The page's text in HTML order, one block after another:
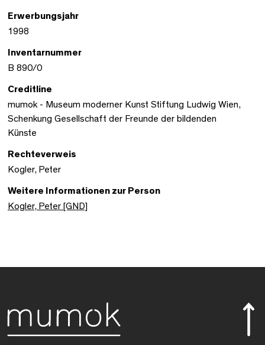
Erwerbungsjahr
1998
Inventarnummer
B 890/0
Creditline
mumok - Museum moderner Kunst Stiftung Ludwig Wien,
Schenkung Gesellschaft der Freunde der bildenden
Künste
Rechteverweis
Kogler, Peter
Weitere Informationen zur Person
Kogler, Peter [GND]